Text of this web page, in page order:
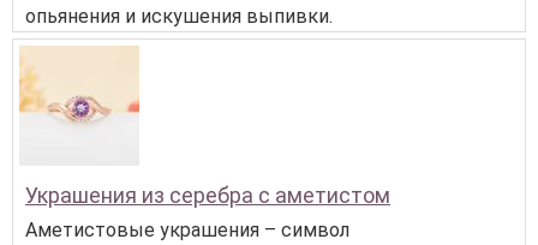
опьянения и искушения выпивки.
Украшения из серебра с аметистом
Аметистовые украшения – символ